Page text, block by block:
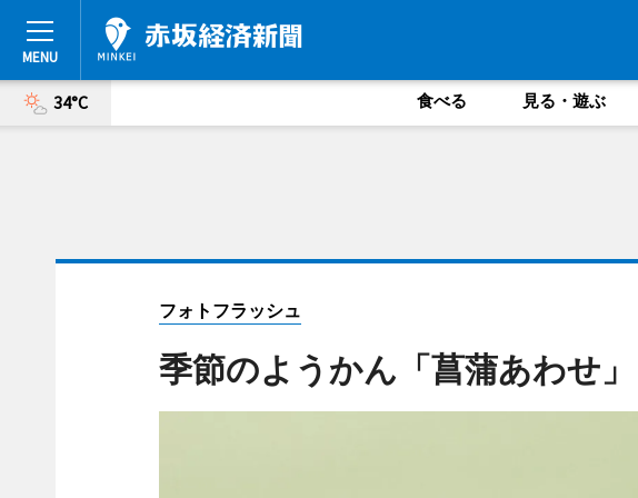
34°C 食べる 見る・遊ぶ
フォトフラッシュ
季節のようかん「菖蒲あわせ」